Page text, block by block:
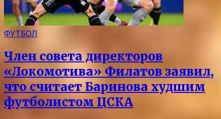
ФУТБОЛ
Член совета директоров
«Локомотива» Филатов заявил,
что считает Баринова худшим
футболистом ЦСКА